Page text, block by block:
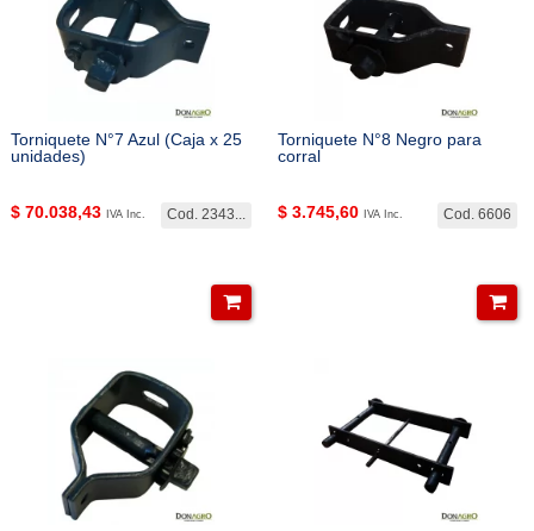
Torniquete N°7 Azul (Caja x 25
unidades)
Cod. 2343...
$ 70.038,43 IVA Inc.
Torniquete N°8 Negro para
corral
Cod. 6606
$ 3.745,60 IVA Inc.